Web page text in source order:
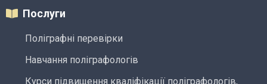
Послуги
Поліграфні перевірки
Навчання поліграфологів
Курси підвищення кваліфікації поліграфологів,